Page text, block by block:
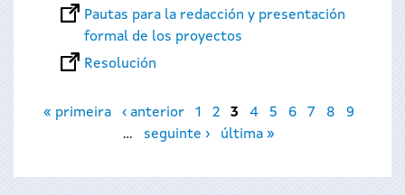
Pautas para la redacción y presentación
formal de los proyectos
Resolución
Páginas
« primeira ‹ anterior 1 2 3 4 5 6 7 8
9
…
seguinte › última »